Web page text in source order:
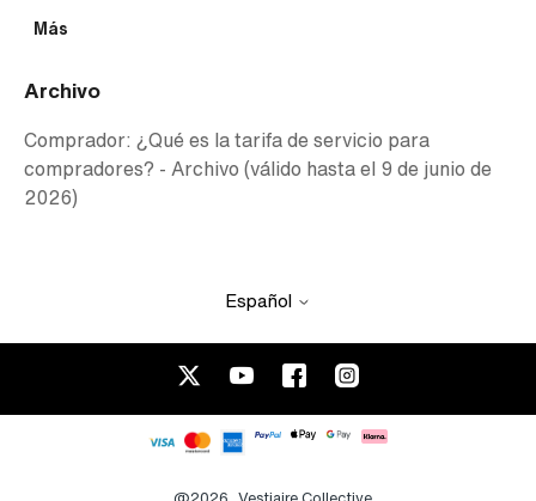
Más
Archivo
Comprador: ¿Qué es la tarifa de servicio para
compradores? - Archivo (válido hasta el 9 de junio de
2026)
Español
@2026 Vestiaire Collective